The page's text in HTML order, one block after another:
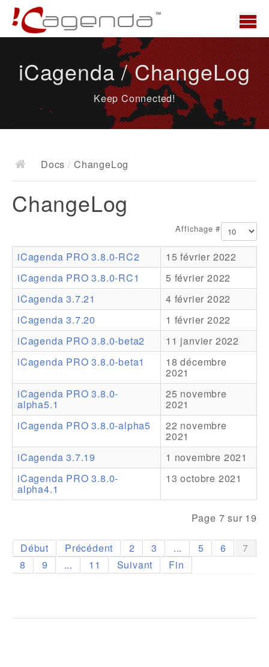
News
Docs
Documentation
Ressources
Addons
Theme Packs
Translation Packs
Support
Forum
Support Pro
iCagenda / ChangeLog
Keep Connected!
Docs / ChangeLog
ChangeLog
Affichage #
iCagenda PRO 3.8.0-RC2
15 février 2022
iCagenda PRO 3.8.0-RC1
5 février 2022
iCagenda 3.7.21
4 février 2022
iCagenda 3.7.20
1 février 2022
iCagenda PRO 3.8.0-beta2
11 janvier 2022
iCagenda PRO 3.8.0-beta1
18 décembre
2021
iCagenda PRO 3.8.0-
alpha5.1
25 novembre
2021
iCagenda PRO 3.8.0-alpha5
22 novembre
2021
iCagenda 3.7.19
1 novembre 2021
iCagenda PRO 3.8.0-
alpha4.1
13 octobre 2021
Page 7 sur 19
Début Précédent 2 3 ... 5 6
7
8
9 ... 11 Suivant Fin